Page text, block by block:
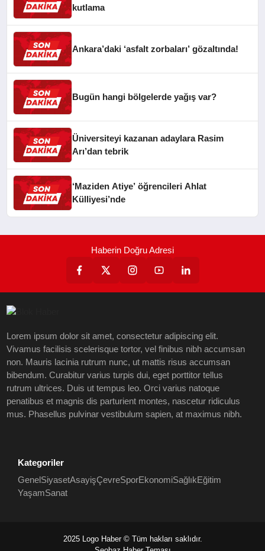
kutlama
Ankara’daki ‘asfalt zorbaları’ gözaltında!
Bugün hangi bölgelerde yağış var?
Üniversiteyi kazanan adaylara Rasim
Arı’dan tebrik
‘Maziden Atiye’ öğrencileri Ahlat
Külliyesi’nde
Haberin Doğru Adresi
Lorem ipsum dolor sit amet, consectetur adipiscing elit.
Vivamus facilisis scelerisque tortor, vel finibus nibh accumsan
non. Mauris lacinia rutrum nunc, ut mattis risus accumsan
bibendum. Curabitur varius turpis dui, eget porttitor tellus
rutrum ultrices. Duis ut tempus leo. Orci varius natoque
penatibus et magnis dis parturient montes, nascetur ridiculus
mus. Phasellus pulvinar vestibulum sapien, at maximus nibh.
Kategoriler
Genel SiyasetAsayişÇevreSporEkonomiSağlıkEğitim
YaşamSanat
2025 Logo Haber © Tüm hakları saklıdır.